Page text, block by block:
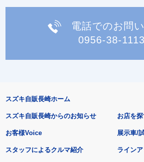
電話でのお問
0956-38-1113
スズキ自販長崎ホーム
スズキ自販長崎からのお知らせ
お客様Voice
スタッフによるクルマ紹介
お店を
展示車/
ライン